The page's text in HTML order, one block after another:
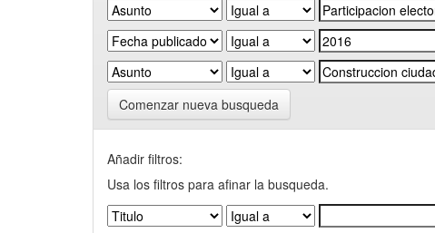
Comenzar nueva busqueda
Añadir filtros:
Usa los filtros para afinar la busqueda.